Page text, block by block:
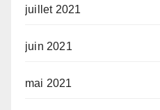
juillet 2021
juin 2021
mai 2021